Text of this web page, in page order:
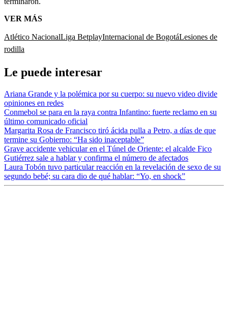
VER MÁS
Atlético NacionalLiga BetplayInternacional de BogotáLesiones de
rodilla
Le puede interesar
Ariana Grande y la polémica por su cuerpo: su nuevo video divide
opiniones en redes
Conmebol se para en la raya contra Infantino: fuerte reclamo en su
último comunicado oficial
Margarita Rosa de Francisco tiró ácida pulla a Petro, a días de que
termine su Gobierno: “Ha sido inaceptable”
Grave accidente vehicular en el Túnel de Oriente: el alcalde Fico
Gutiérrez sale a hablar y confirma el número de afectados
Laura Tobón tuvo particular reacción en la revelación de sexo de su
segundo bebé; su cara dio de qué hablar: “Yo, en shock”